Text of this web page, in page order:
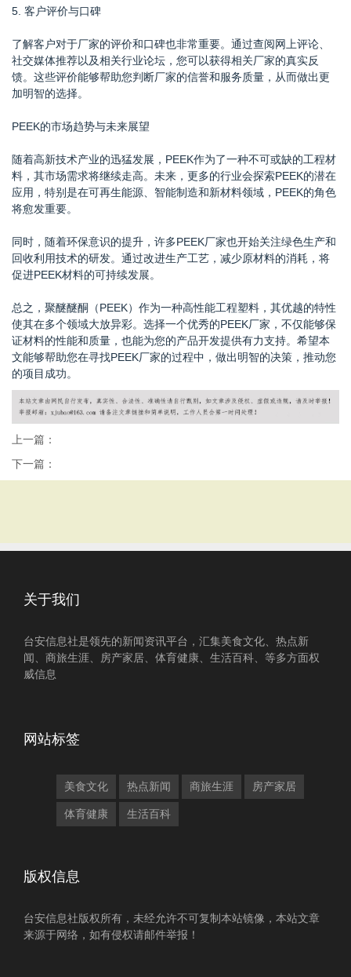
5. 客户评价与口碑
了解客户对于厂家的评价和口碑也非常重要。通过查阅网上评论、
社交媒体推荐以及相关行业论坛，您可以获得相关厂家的真实反
馈。这些评价能够帮助您判断厂家的信誉和服务质量，从而做出更
加明智的选择。
PEEK的市场趋势与未来展望
随着高新技术产业的迅猛发展，PEEK作为了一种不可或缺的工程材
料，其市场需求将继续走高。未来，更多的行业会探索PEEK的潜在
应用，特别是在可再生能源、智能制造和新材料领域，PEEK的角色
将愈发重要。
同时，随着环保意识的提升，许多PEEK厂家也开始关注绿色生产和
回收利用技术的研发。通过改进生产工艺，减少原材料的消耗，将
促进PEEK材料的可持续发展。
总之，聚醚醚酮（PEEK）作为一种高性能工程塑料，其优越的特性
使其在多个领域大放异彩。选择一个优秀的PEEK厂家，不仅能够保
证材料的性能和质量，也能为您的产品开发提供有力支持。希望本
文能够帮助您在寻找PEEK厂家的过程中，做出明智的决策，推动您
的项目成功。
上一篇：
下一篇：
关于我们
台安信息社是领先的新闻资讯平台，汇集美食文化、热点新
闻、商旅生涯、房产家居、体育健康、生活百科、等多方面权
威信息
网站标签
美食文化 热点新闻 商旅生涯 房产家居
体育健康 生活百科
版权信息
台安信息社版权所有，未经允许不可复制本站镜像，本站文章
来源于网络，如有侵权请邮件举报！